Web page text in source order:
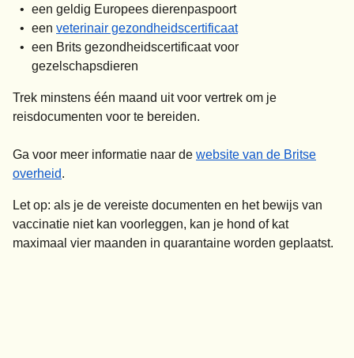
een geldig Europees dierenpaspoort
een veterinair gezondheidscertificaat(
een Brits gezondheidscertificaat voor
gezelschapsdieren
Trek minstens één maand uit voor vertrek om je
reisdocumenten voor te bereiden.
Ga voor meer informatie naar de website van de Britse
overheid.
Let op: als je de vereiste documenten en het bewijs van
vaccinatie niet kan voorleggen, kan je hond of kat
maximaal vier maanden in quarantaine worden geplaatst.